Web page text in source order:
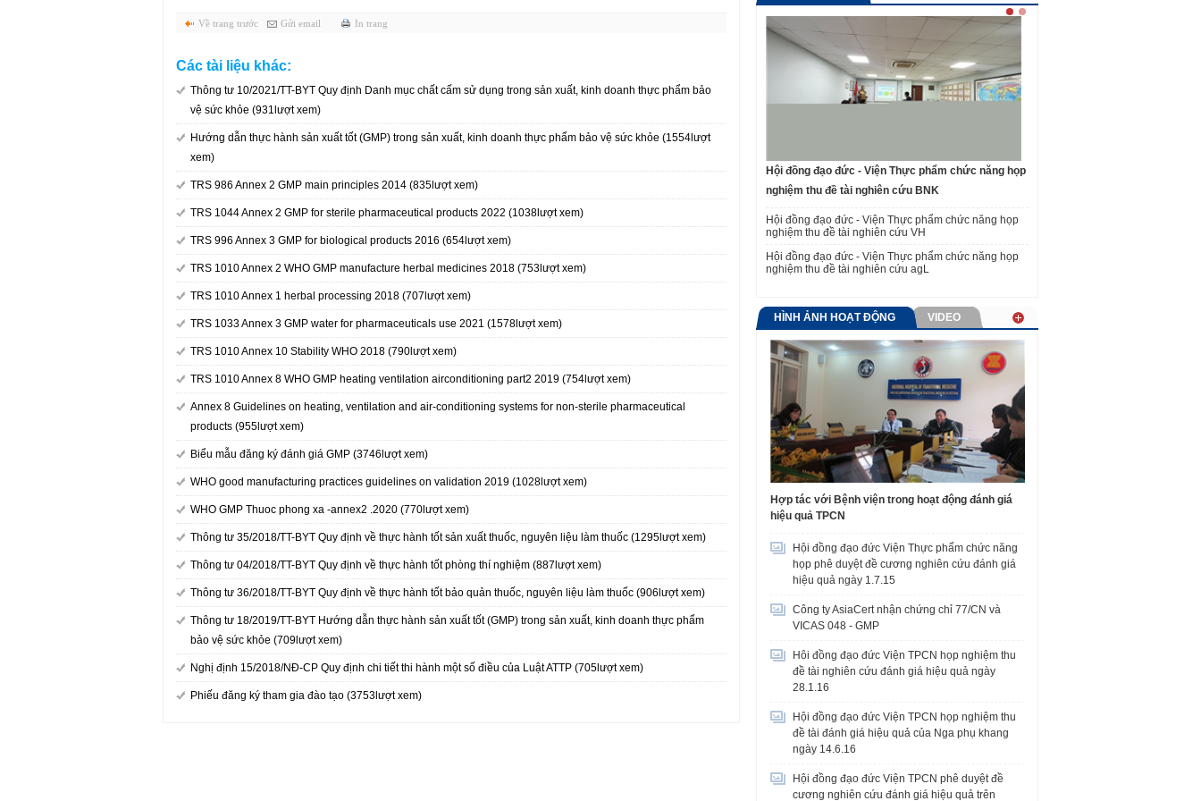
Về trang trước Gửi email In trang
Các tài liệu khác:
Thông tư 10/2021/TT-BYT Quy định Danh mục chất cấm sử dụng trong sản xuất, kinh doanh thực phẩm bảo
vệ sức khỏe (931lượt xem)
Hướng dẫn thực hành sản xuất tốt (GMP) trong sản xuất, kinh doanh thực phẩm bảo vệ sức khỏe (1554lượt
xem)
TRS 986 Annex 2 GMP main principles 2014 (835lượt xem)
TRS 1044 Annex 2 GMP for sterile pharmaceutical products 2022 (1038lượt xem)
TRS 996 Annex 3 GMP for biological products 2016 (654lượt xem)
TRS 1010 Annex 2 WHO GMP manufacture herbal medicines 2018 (753lượt xem)
TRS 1010 Annex 1 herbal processing 2018 (707lượt xem)
TRS 1033 Annex 3 GMP water for pharmaceuticals use 2021 (1578lượt xem)
TRS 1010 Annex 10 Stability WHO 2018 (790lượt xem)
TRS 1010 Annex 8 WHO GMP heating ventilation airconditioning part2 2019 (754lượt xem)
Annex 8 Guidelines on heating, ventilation and air-conditioning systems for non-sterile pharmaceutical
products (955lượt xem)
Biểu mẫu đăng ký đánh giá GMP (3746lượt xem)
WHO good manufacturing practices guidelines on validation 2019 (1028lượt xem)
WHO GMP Thuoc phong xa -annex2 .2020 (770lượt xem)
Thông tư 35/2018/TT-BYT Quy định về thực hành tốt sản xuất thuốc, nguyên liệu làm thuốc (1295lượt xem)
Thông tư 04/2018/TT-BYT Quy định về thực hành tốt phòng thí nghiệm (887lượt xem)
Thông tư 36/2018/TT-BYT Quy định về thực hành tốt bảo quản thuốc, nguyên liệu làm thuốc (906lượt xem)
Thông tư 18/2019/TT-BYT Hướng dẫn thực hành sản xuất tốt (GMP) trong sản xuất, kinh doanh thực phẩm
bảo vệ sức khỏe (709lượt xem)
Nghị định 15/2018/NĐ-CP Quy định chi tiết thi hành một số điều của Luật ATTP (705lượt xem)
Phiếu đăng ký tham gia đào tạo (3753lượt xem)
Hội đồng đạo đức - Viện Thực phẩm chức năng họp
nghiệm thu đề tài nghiên cứu BNK
Hội đồng đạo đức - Viện Thực phẩm chức năng họp
nghiệm thu đề tài nghiên cứu VH
Hội đồng đạo đức - Viện Thực phẩm chức năng họp
nghiệm thu đề tài nghiên cứu agL
HÌNH ẢNH HOẠT ĐỘNG VIDEO
Hợp tác với Bệnh viện trong hoạt động đánh giá
hiệu quả TPCN
Hội đồng đạo đức Viện Thực phẩm chức năng
họp phê duyệt đề cương nghiên cứu đánh giá
hiệu quả ngày 1.7.15
Công ty AsiaCert nhận chứng chỉ 77/CN và
VICAS 048 - GMP
Hôi đồng đạo đức Viện TPCN họp nghiệm thu
đề tài nghiên cứu đánh giá hiệu quả ngày
28.1.16
Hội đồng đạo đức Viện TPCN họp nghiệm thu
đề tài đánh giá hiệu quả của Nga phụ khang
ngày 14.6.16
Hội đồng đạo đức Viện TPCN phê duyệt đề
cương nghiên cứu đánh giá hiệu quả trên